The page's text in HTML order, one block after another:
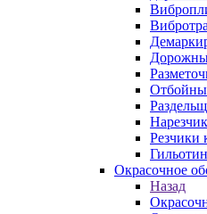
Резчики
Окрасочное
Назад